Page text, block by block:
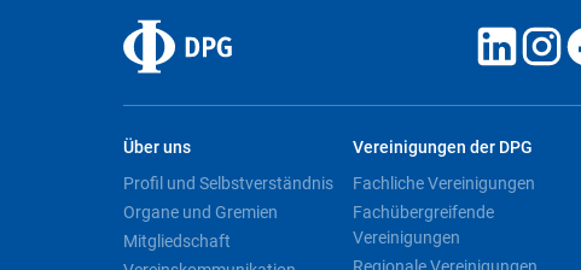
Über uns
Profil und Selbstverständnis
Organe und Gremien
Mitgliedschaft
Vereinigungen der DPG
Fachliche Vereinigungen
Fachübergreifende
Vereinigungen